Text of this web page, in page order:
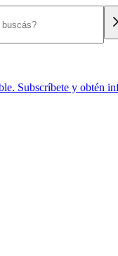
Subscríbete y obtén